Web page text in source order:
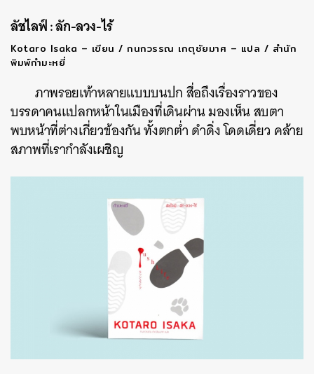
ลัชไลฟ์ : ลัก-ลวง-ไร้
Kotaro Isaka – เขียน / กนกวรรณ เกตุชัยมาศ – แปล / สำนัก
พิมพ์กำมะหยี่
ภาพรอยเท้าหลายแบบบนปก สื่อถึงเรื่องราวของ
บรรดาคนแปลกหน้าในเมืองที่เดินผ่าน มองเห็น สบตา
พบหน้าที่ต่างเกี่ยวข้องกัน ทั้งตกต่ำ ดำดิ่ง โดดเดี่ยว คล้าย
สภาพที่เรากำลังเผชิญ